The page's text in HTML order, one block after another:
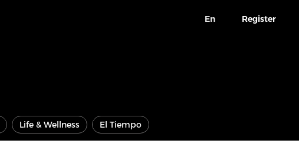
En Register
Life & Wellness El Tiempo